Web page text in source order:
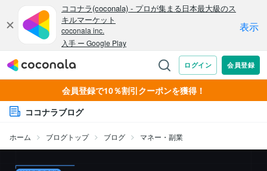
会員登録で10％割引クーポンを獲得！
ココナラブログ
ホーム ブログトップ ブログ マネー・副業